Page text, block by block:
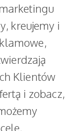
kreujemy i
Klientów
i zobacz,